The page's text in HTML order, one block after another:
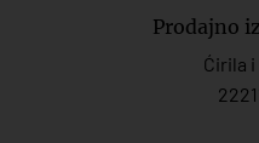
Prodajno
Ćirila i